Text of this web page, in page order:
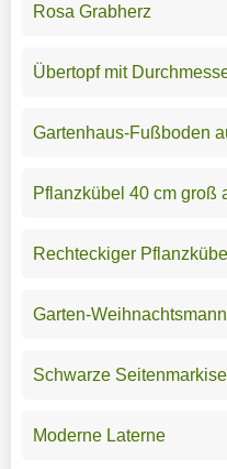
Rosa Grabherz
Übertopf mit
Gartenhaus-Fußboden
Pflanzkübel 40 cm groß
Rechteckiger
Garten-
Schwarze Seitenmarkise
Moderne Laterne